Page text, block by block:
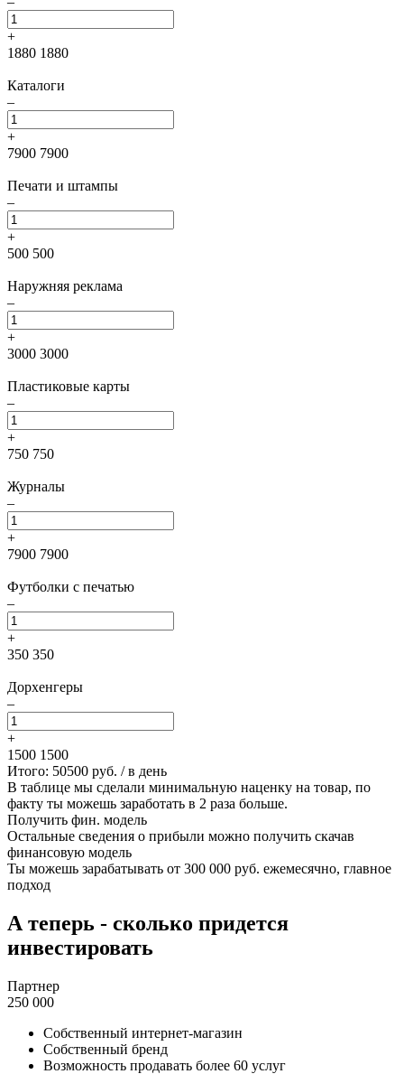
+
1880 1880
Каталоги
–
+
7900 7900
Печати и штампы
–
+
500 500
Наружняя реклама
–
+
3000 3000
Пластиковые карты
–
+
750 750
Журналы
–
+
7900 7900
Футболки с печатью
–
+
350 350
Дорхенгеры
–
+
1500 1500
Итого: 50500 руб. / в день
В таблице мы сделали минимальную наценку на товар, по
факту ты можешь заработать в 2 раза больше.
Получить фин. модель
Остальные сведения о прибыли можно получить скачав
финансовую модель
Ты можешь зарабатывать от 300 000 руб. ежемесячно, главное
подход
А теперь - сколько придется
инвестировать
Партнер
250 000
Собственный интернет-магазин
Собственный бренд
Возможность продавать более 60 услуг